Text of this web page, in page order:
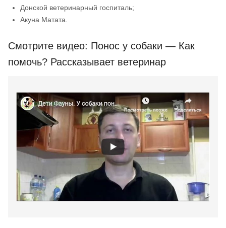
Донской ветеринарный госпиталь;
Акуна Матата.
Смотрите видео: Понос у собаки — Как
помочь? Рассказывает ветеринар